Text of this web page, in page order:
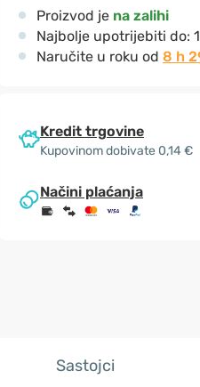
Proizvod je na zalihi
Najbolje upotrijebiti do:
Naručite u roku od 8 h
Kredit trgovine
Kupovinom dobivate 0,14 €
Načini plaćanja
Sastojci